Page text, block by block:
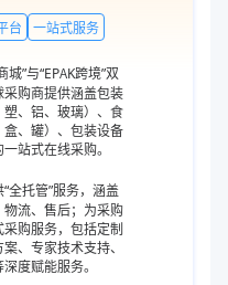
台 一站式服务
”与“EPAK跨境”双
购商提供涵盖包装
塑、铝、玻璃）、食
盒、罐）、包装设备
站式在线采购。
全托管”服务，涵盖
流、售后；为采购
购服务，包括定制
、专家技术支持、
度赋能服务。